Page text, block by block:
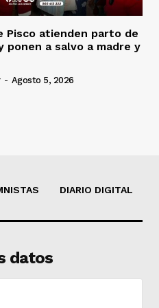
Pisco atienden parto de
ponen a salvo a madre y
- Agosto 5, 2026
DIARIO DIGITAL
datos